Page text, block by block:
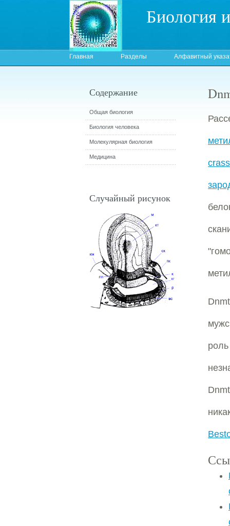
Биология
Главная Разделы Алфавитный
Содержание
Общая биология
Биология человека
Молекулярная биология
Медицина
Случайный рисунок